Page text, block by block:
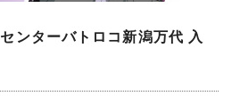
ンターバトロコ新潟万代 入